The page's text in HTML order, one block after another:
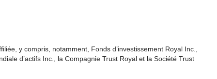
y compris, notamment, Fonds d’investissement Royal Inc.,
d’actifs Inc., la Compagnie Trust Royal et la Société Trust